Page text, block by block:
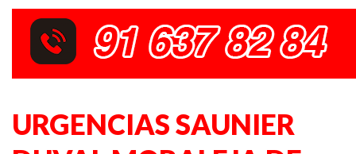
URGENCIAS SAUNIER